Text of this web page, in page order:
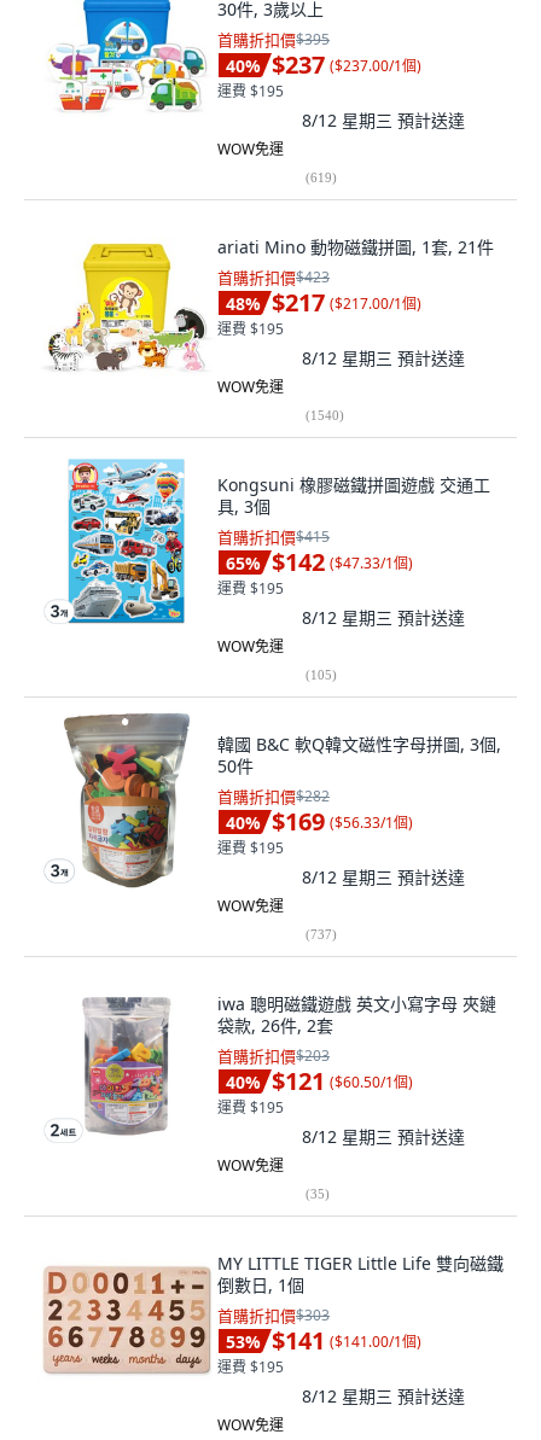
30件, 3歲以上
首購折扣價$395
40% $237 ($237.00/1個)
運費 $195
8/12 星期三 預計送達
WOW免運
(619)
ariati Mino 動物磁鐵拼圖, 1套, 21件
首購折扣價$423
48% $217 ($217.00/1個)
運費 $195
8/12 星期三 預計送達
WOW免運
(1540)
Kongsuni 橡膠磁鐵拼圖遊戲 交通工
具, 3個
首購折扣價$415
65% $142 ($47.33/1個)
運費 $195
8/12 星期三 預計送達
WOW免運
(105)
韓國 B&C 軟Q韓文磁性字母拼圖, 3個,
50件
首購折扣價$282
40% $169 ($56.33/1個)
運費 $195
8/12 星期三 預計送達
WOW免運
(737)
iwa 聰明磁鐵遊戲 英文小寫字母 夾鏈
袋款, 26件, 2套
首購折扣價$203
40% $121 ($60.50/1個)
運費 $195
8/12 星期三 預計送達
WOW免運
(35)
MY LITTLE TIGER Little Life 雙向磁鐵
倒數日, 1個
首購折扣價$303
53% $141 ($141.00/1個)
運費 $195
8/12 星期三 預計送達
WOW免運